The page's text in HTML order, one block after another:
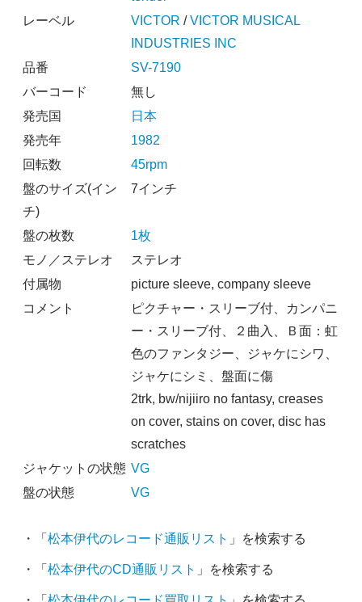
レーベル
VICTOR /VICTOR MUSICAL
INDUSTRIES INC
品番
SV-7190
バーコード
無し
発売国
日本
発売年
1982
回転数
45rpm
盤のサイズ(イン
チ)
7インチ
盤の枚数
1枚
モノ／ステレオ
ステレオ
付属物
picture sleeve, company sleeve
コメント
ピクチャー・スリーブ付、カンパニ
ー・スリーブ付、２曲入、Ｂ面：虹
色のファンタジー、ジャケにシワ、
ジャケにシミ、盤面に傷
2trk, bw/nijiiro no fantasy, creases
on cover, stains on cover, disc has
scratches
ジャケットの状態 VG
盤の状態
VG
・「 松本伊代のレコード通販リスト 」を検索する
・「 松本伊代のCD通販リスト 」を検索する